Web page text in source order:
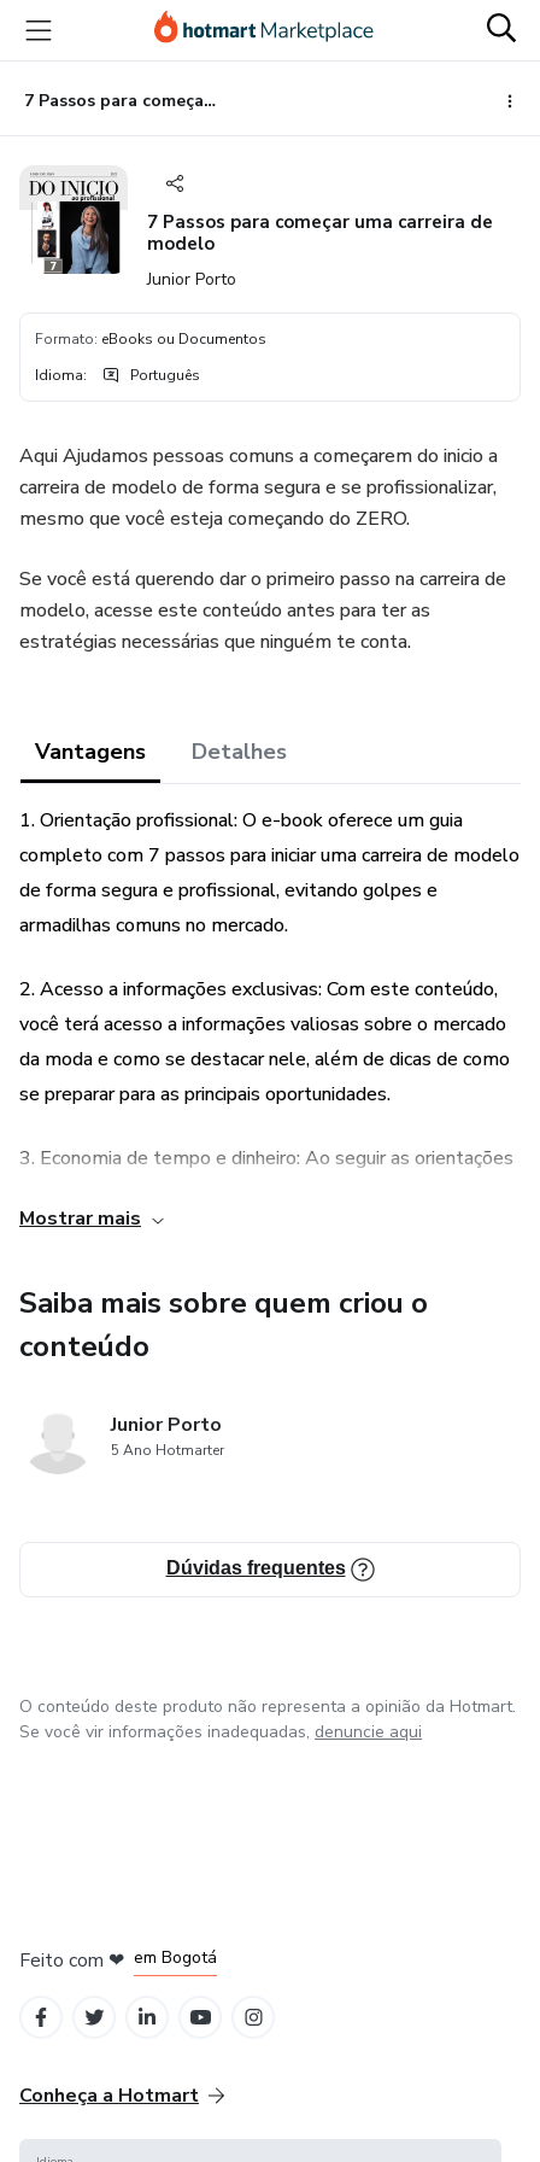
para
conteúdo
principal
para
pagamento
para
rodapé
7 Passos para começar uma carreira de modelo
7 Passos para começar uma carreira de
modelo
Junior Porto
Formato: eBooks ou Documentos
Idioma: Português
Aqui Ajudamos pessoas comuns a começarem do inicio a
carreira de modelo de forma segura e se profissionalizar,
mesmo que você esteja começando do ZERO.
Se você está querendo dar o primeiro passo na carreira de
modelo, acesse este conteúdo antes para ter as
estratégias necessárias que ninguém te conta.
Vantagens Detalhes
1. Orientação profissional: O e-book oferece um guia
completo com 7 passos para iniciar uma carreira de modelo
de forma segura e profissional, evitando golpes e
armadilhas comuns no mercado.
2. Acesso a informações exclusivas: Com este conteúdo,
você terá acesso a informações valiosas sobre o mercado
da moda e como se destacar nele, além de dicas de como
se preparar para as principais oportunidades.
3. Economia de tempo e dinheiro: Ao seguir as orientações
erros comuns e investindo apenas no que realmente
Mostrar mais
Saiba mais sobre quem criou o
conteúdo
Junior Porto
5 Ano Hotmarter
Dúvidas frequentes
O conteúdo deste produto não representa a opinião da Hotmart.
Se você vir informações inadequadas, denuncie aqui
Feito com ❤ em Bogotá
Conheça a Hotmart